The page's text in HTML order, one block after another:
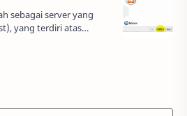
sebagai server yang
yang terdiri atas
MySQL database,
yang ditulis dengan ba…